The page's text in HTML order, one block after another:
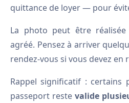
quittance de loyer — pour
La photo peut être
agréé. Pensez à arriver
rendez-vous si vous devez en
Rappel significatif : certains
passeport restevalide